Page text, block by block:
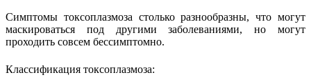
Симптомы токсоплазмоза столько разнообразны, что могут
маскироваться под другими заболеваниями, но могут
проходить совсем бессимптомно.
Классификация токсоплазмоза: